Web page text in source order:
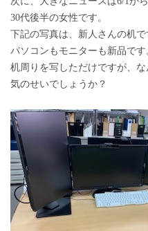
30代後半の女性です。
下記の写真は、新人さんの机で
パソコンもモニターも新品です
机周りを写しただけですが、
気のせいでしょうか？